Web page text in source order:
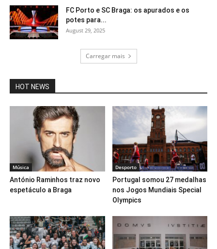
FC Porto e SC Braga: os apurados e os
potes para...
August 29, 2025
Carregar mais
HOT NEWS
Música
António Raminhos traz novo
espetáculo a Braga
Desporto
Portugal somou 27 medalhas
nos Jogos Mundiais Special
Olympics